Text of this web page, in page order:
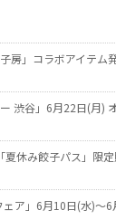
房」コラボアイテム
渋谷」6月22日(月)
休み餃子パス」限定
ェア」6月10日(水)～